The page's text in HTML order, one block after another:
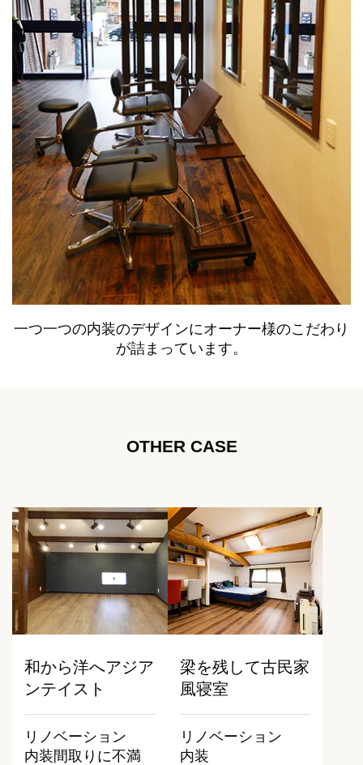
一つ一つの内装のデザインにオーナー様のこだわり
が詰まっています。
OTHER CASE
和から洋へアジア
ンテイスト
リノベーション
内装間取りに不満
梁を残して古民家
風寝室
リノベーション
内装